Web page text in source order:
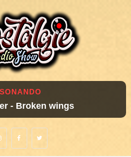
SONANDO
- Broken wings